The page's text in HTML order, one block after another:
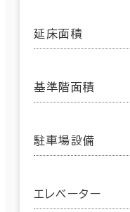
延床面積
基準階面積
駐車場設備
エレベーター